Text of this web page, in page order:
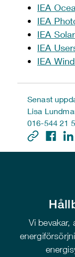
IEA
IEA
IEA
IEA
IEA Wind
Senast
Lisa
016-544 21
Vi bevakar,